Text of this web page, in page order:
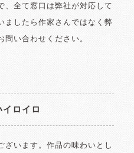
、全て窓口は弊社が対応して
ましたら作家さんではなく弊
問い合わせください。
ロイロ
ざいます。作品の味わいとし